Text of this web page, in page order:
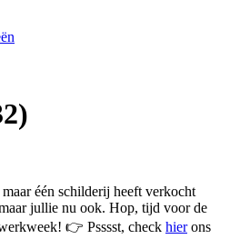
één schilderij heeft verkocht
jullie nu ook. Hop, tijd voor de
👉 Psssst, check hierons